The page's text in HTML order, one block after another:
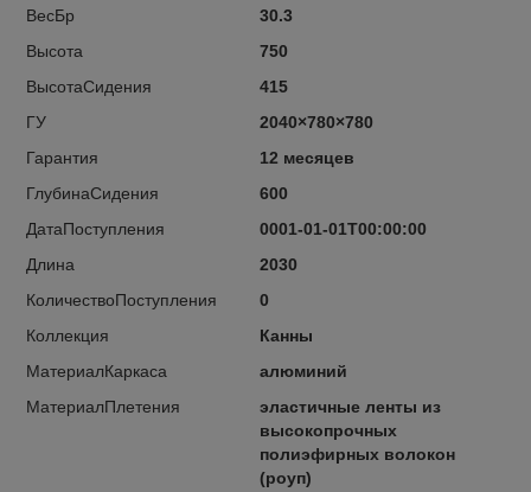
ВесБр
30.3
Высота
750
ВысотаСидения
415
ГУ
2040×780×780
Гарантия
12 месяцев
ГлубинаСидения
600
ДатаПоступления
0001-01-01T00:00:00
Длина
2030
КоличествоПоступления
0
Коллекция
Канны
МатериалКаркаса
алюминий
МатериалПлетения
эластичные ленты из
высокопрочных
полиэфирных волокон
(роуп)